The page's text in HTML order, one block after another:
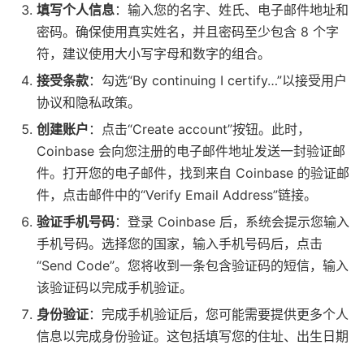
填写个人信息：输入您的名字、姓氏、电子邮件地址和
密码。确保使用真实姓名，并且密码至少包含 8 个字
符，建议使用大小写字母和数字的组合。
接受条款：勾选“By continuing I certify…”以接受用户
协议和隐私政策。
创建账户 ：点击“Create account”按钮。此时，
Coinbase 会向您注册的电子邮件地址发送一封验证邮
件。打开您的电子邮件，找到来自 Coinbase 的验证邮
件，点击邮件中的“Verify Email Address”链接。
验证手机号码：登录 Coinbase 后，系统会提示您输入
手机号码。选择您的国家，输入手机号码后，点击
“Send Code”。您将收到一条包含验证码的短信，输入
该验证码以完成手机验证。
身份验证：完成手机验证后，您可能需要提供更多个人
信息以完成身份验证。这包括填写您的住址、出生日期